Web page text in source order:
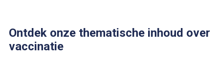
Ontdek onze thematische inhoud over
vaccinatie